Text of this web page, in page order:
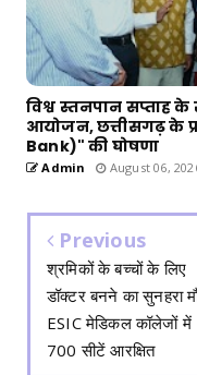
विश्व स्तनपान सप्ताह
आयोजन, छत्तीसगढ़ के
Bank)" की घोषणा
Admin August 06,
Previous
श्रमिकों के बच्चों के लिए
डॉक्टर बनने का सुनहरा
ESIC मेडिकल कॉलेजों में
700 सीटें आरक्षित